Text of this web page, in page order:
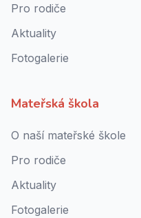
Pro rodiče
Aktuality
Fotogalerie
Mateřská škola
O naší mateřské škole
Pro rodiče
Aktuality
Fotogalerie